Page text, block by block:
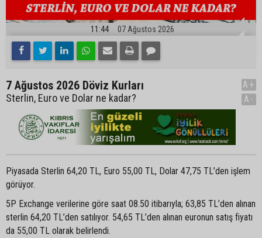
11:44 07 Ağustos 2026
7 Ağustos 2026 Döviz Kurları
Sterlin, Euro ve Dolar ne kadar?
A+
A-
Piyasada Sterlin 64,20 TL, Euro 55,00 TL, Dolar 47,75 TL’den işlem
görüyor.
5P Exchange verilerine göre saat 08.50 itibarıyla; 63,85 TL’den alınan
sterlin 64,20 TL’den satılıyor. 54,65 TL’den alınan euronun satış fiyatı
da 55,00 TL olarak belirlendi.